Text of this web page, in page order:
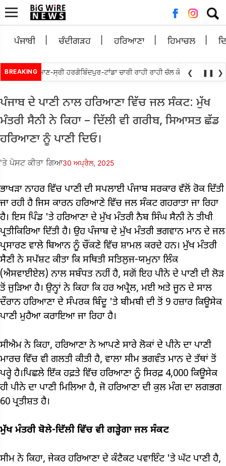
ਲਈ
ਖੋਜ:
ਪੰਜਾਬੀ ਚੰਦੀਗੜਹ ਹਰਿਆਣਾ ਹਿਮਾਚਲ
BREAKING
ਵਲੋਘੁਮਾਣ-ਸ੍ਰੀ ਹਰਗੋਬਿੰਦਪੁਰ-ਟਾਂਡਾ ਚਾਰੀ ਰਾਹੀ ਰਾਹੀ ਚੱਲ ਕੇ ਮੁੜ ਅਲਾਟ ਕਰਨ
❮ ❚❚ ❯
ਪੰਜਾਬ ਦੇ ਪਾਣੀ ਨਾਲ ਹਰਿਆਣਾ ਵਿੱਚ ਜਲ ਸੰਕਟ: ਮੁੱਖ
ਮੰਤਰੀ ਸੈਨੀ ਨੇ ਕਿਹਾ – ਦਿੱਲੀ ਵੀ ਗਰੀਬ, ਸਿਆਸਤ ਛੱਡ
ਹਰਿਆਣਾ ਨੂੰ ਪਾਣੀ ਦਿਓ।
'ਤੇ ਪੋਸਟ ਕੀਤਾ ਗਿਆ30 ਅਪ੍ਰੈਲ, 2025
ਭਾਖੜਾ ਨਾਹਰ ਵਿੱਚ ਪਾਣੀ ਦੀ ਸਪਲਾਈ ਪੰਜਾਬ ਸਰਕਾਰ ਵੱਲੋਂ ਰੋਕ ਦਿੱਤੀ
ਜਾ ਰਹੀ ਹੈ ਜਿਸ ਕਾਰਨ ਹਰਿਆਣੇ ਵਿੱਚ ਜਲ ਸੰਕਟ ਗਹਰਾਤਾ ਜਾ ਰਿਹਾ
ਹੈ। ਇਸ ਪਿੰਡ 'ਤੇ ਹਰਿਆਣਾ ਦੇ ਮੁੱਖ ਮੰਤਰੀ ਨੈਬ ਸਿੰਘ ਸੈਨੀ ਨੇ ਤੀਖੀ
ਪ੍ਰਤੀਕਿਰਿਆ ਦਿੱਤੀ ਹੈ। ਉਹ ਪੰਜਾਬ ਦੇ ਮੁੱਖ ਮੰਤਰੀ ਭਗਵਾਨ ਮਾਨ ਦੇ ਜਲ
ਪ੍ਰਸਾਰਣ ਵਾਲੇ ਬਿਆਨ ਨੂੰ ਚੌਂਕਣੇ ਵਿੱਚ ਸ਼ਾਮਲ ਕਰਦੇ ਹਨ। ਮੁੱਖ ਮੰਤਰੀ
ਸੈਣੀ ਨੇ ਸਪੱਸ਼ਟ ਕੀਤਾ ਕਿ ਸਥਿਤੀ ਸਤਿਲੁਜ-ਯਮੁਨਾ ਲਿੰਕ
(ਐਸਵਾਈਏਲ) ਨਾਲ ਸਬੰਧਤ ਨਹੀਂ ਹੈ, ਸਗੋਂ ਇਹ ਪੀਨੇ ਦੇ ਪਾਣੀ ਦੀ ਲੋੜ
ਤੋਂ ਜੁੜਿਆ ਹੈ। ਉਨ੍ਹਾਂ ਨੇ ਕਿਹਾ ਕਿ ਹਰ ਅਪ੍ਰੈਲ, ਮਈ ਅਤੇ ਜੂਨ ਦੇ ਸਾਲ
ਦੌਰਾਨ ਹਰਿਆਣਾ ਦੇ ਸੰਪਰਕ ਬਿੰਦੂ 'ਤੇ ਬੀਮਬੀ ਦੀ ਤੋਂ 9 ਹਜ਼ਾਰ ਕਿਊਸੇਕ
ਪਾਣੀ ਮੁਹੈਆ ਕਰਾਇਆ ਜਾ ਰਿਹਾ ਹੈ।
ਸੀਐਮ ਨੇ ਕਿਹਾ, ਹਰਿਆਣਾ ਨੇ ਆਪਣੇ ਸਾਰੇ ਲੋਕਾਂ ਦੇ ਪੀਨੇ ਦਾ ਪਾਣੀ
ਮਾਰਚ ਵਿੱਚ ਵੀ ਗਲਤੀ ਕੀਤੀ ਹੈ, ਵਾਲਾ ਸੀਮ ਭਗਵੰਤ ਮਾਨ ਦੇ ਤੱਥਾਂ ਤੋਂ
ਪਰ੍ਹੇ ਹੈ।ਪਿਛਲੇ ਇੱਕ ਹਫ਼ਤੇ ਵਿੱਚ ਹਰਿਆਣਾ ਨੂੰ ਸਿਰਫ਼ 4,000 ਕਿਊਸੇਕ
ਹੀ ਪੀਨੇ ਦਾ ਪਾਣੀ ਮਿਲਿਆ ਹੈ, ਜੋ ਹਰਿਆਣਾ ਦੀ ਕੁਲ ਮੰਗ ਦਾ ਲਗਭਗ
60 ਪ੍ਰਤੀਸ਼ਤ ਹੈ।
ਮੁੱਖ ਮੰਤਰੀ ਬੋਲੇ-ਦਿੱਲੀ ਵਿੱਚ ਵੀ ਗੜ੍ਹੇਗਾ ਜਲ ਸੰਕਟ
ਸੀਮ ਨੇ ਕਿਹਾ, ਜੇਕਰ ਹਰਿਆਣਾ ਦੇ ਕੰਟੈਕਟ ਪਵਾਇੰਟ 'ਤੇ ਘੱਟ ਪਾਣੀ ਹੈ,